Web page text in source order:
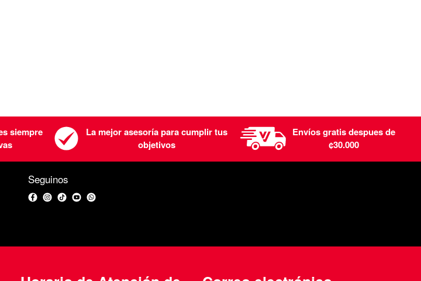
siempre
La mejor asesoría para cumplir tus
objetivos
Envíos gratis despues de
¢30.000
Seguinos
Facebook
Instagram
TikTokYouTubeWhatsApp